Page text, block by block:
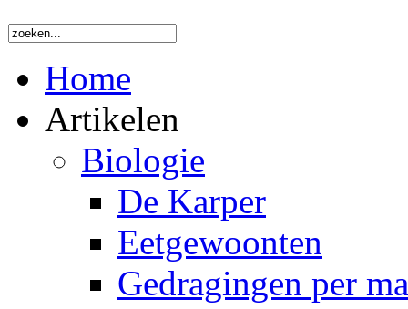
Home
Artikelen
Biologie
De Karper
Eetgewoonten
Gedragingen per